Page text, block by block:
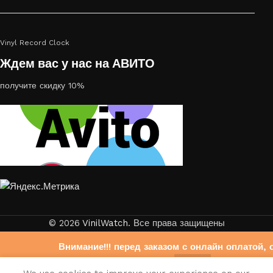
Внимание!!! перед заказом с онлайн оплатой,
Vinyl Record Clock
Ждем вас у нас на АВИТО
получите скидку 10%
© 2026 VinilWatch. Все права защищены